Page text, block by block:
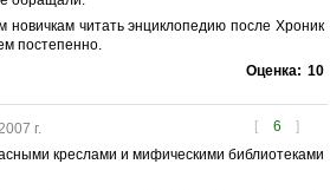
новичкам читать энциклопедию после Хроник
постепенно.
Оценка: 10
[ 6 ]
г.
креслами и мифическими библиотеками